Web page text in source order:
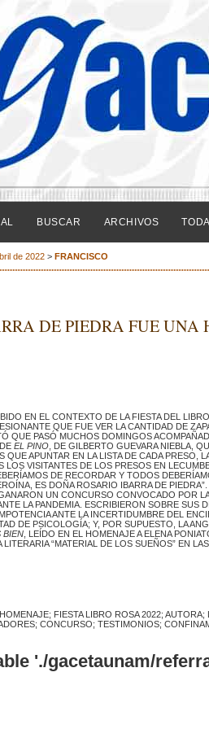
BUSCAR ARCHIVOS
de 2022 > FRANCISCO
DE PIEDRA FUE
EN EL CONTEXTO DE LA FIESTA DEL
QUE FUE VER LA CANTIDAD DE
QUE PASÓ MUCHOS DOMINGOS
EL PINO, DE GILBERTO GUEVARA NIEBLA,
QUE APUNTAR EN LA LISTA DE CADA PRESO,
LOS VISITANTES DE LOS PRESOS EN
DE RECORDAR Y TODOS
ES DOÑA ROSARIO IBARRA DE
UN CONCURSO CONVOCADO POR
LA PANDEMIA. ESCRIBIERON SOBRE SUS
ANTE LA INCERTIDUMBRE DEL
DE PSICOLOGÍA; Y, POR SUPUESTO, LA
BIEN, LEÍDO EN EL HOMENAJE A ELENA
LITERARIA “MATERIAL DE LOS SUEÑOS” EN
FIESTA LIBRO ROSA 2022;
CONCURSO; TESTIMONIOS;
'./gacetaunam/